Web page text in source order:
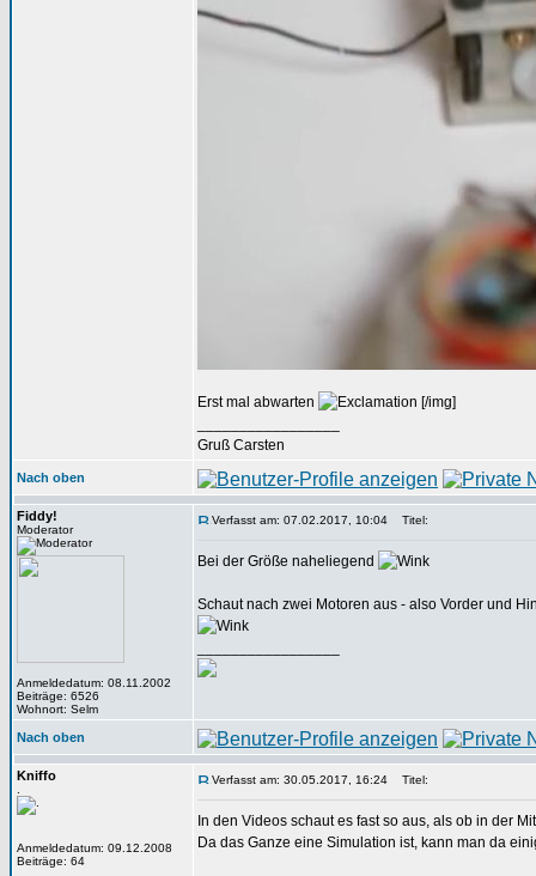
Erst mal abwarten
[/img]
Gruß Carsten
Nach oben
Fiddy!
Moderator
Anmeldedatum: 08.11.2002
Beiträge: 6526
Wohnort: Selm
Verfasst am: 07.02.2017, 10:04 Titel:
Bei der Größe naheliegend
Schaut nach zwei Motoren aus - also Vorder und
Nach oben
Kniffo
Anmeldedatum: 09.12.2008
Beiträge: 64
Verfasst am: 30.05.2017, 16:24 Titel:
In den Videos schaut es fast so aus, als ob in der
Da das Ganze eine Simulation ist, kann man da